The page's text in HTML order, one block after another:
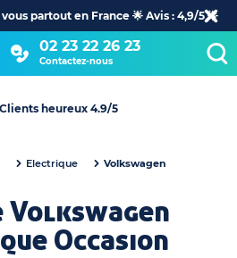
partout en France 🌟 Avis : 4,9/5 🌟
02 23 22 26 23
Contactez-nous
Clients heureux 4.9/5
Electrique Volkswagen
Occasion